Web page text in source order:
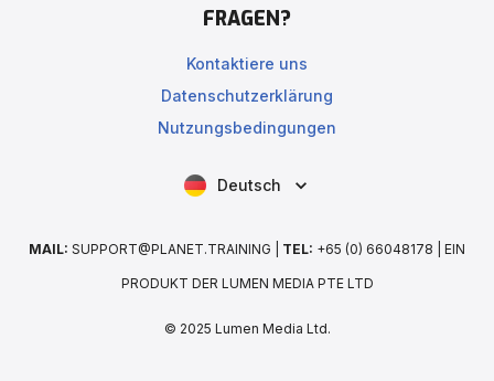
FRAGEN?
Kontaktiere uns
Datenschutzerklärung
Nutzungsbedingungen
Deutsch
MAIL: SUPPORT@PLANET.TRAINING | TEL: +65 (0) 66048178 | EIN
PRODUKT DER LUMEN MEDIA PTE LTD
© 2025 Lumen Media Ltd.